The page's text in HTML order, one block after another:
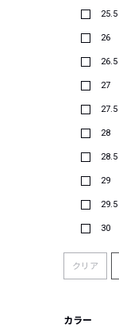
25.5
26
26.5
27
27.5
28
28.5
29
29.5
30
クリア
カラー